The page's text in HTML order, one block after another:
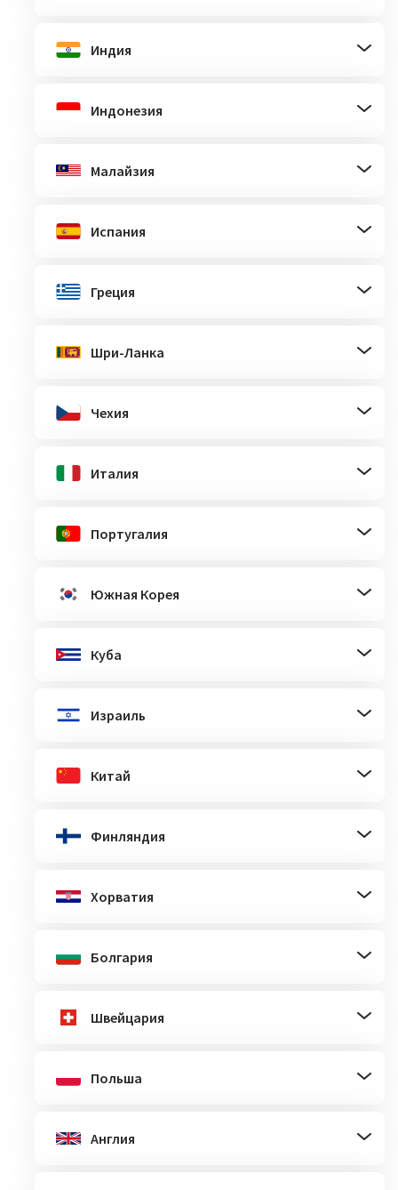
Индия
Индонезия
Малайзия
Испания
Греция
Шри-Ланка
Чехия
Италия
Португалия
Южная Корея
Куба
Израиль
Китай
Финляндия
Хорватия
Болгария
Швейцария
Польша
Англия